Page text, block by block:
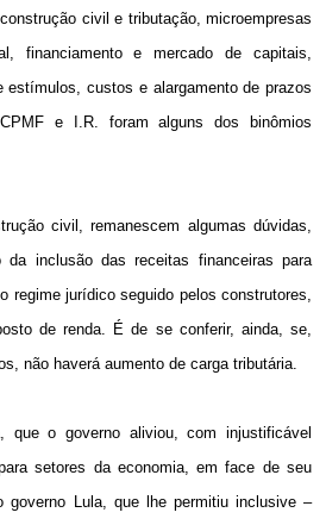
civil e tributação, microempresas
financiamento e mercado de capitais,
estímulos, custos e alargamento de prazos
e I.R. foram alguns dos binômios
civil, remanescem algumas dúvidas,
da inclusão das receitas financeiras para
regime jurídico seguido pelos construtores,
de renda. É de se conferir, ainda, se,
não haverá aumento de carga tributária.
que o governo aliviou, com injustificável
setores da economia, em face de seu
governo Lula, que lhe permitiu inclusive –